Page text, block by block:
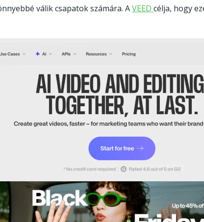
válik csapatok számára. AVEED -
célja, hogy